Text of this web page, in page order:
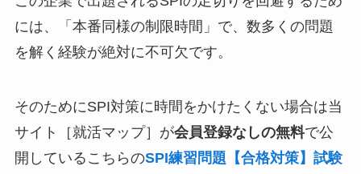
には、「本番同様の制限時間」で、数多くの問題
を解く経験が絶対に不可欠です。
そのためにSPI対策に時間をかけたくない場合は当
サイト［就活マップ］が会員登録なしの無料で公
開しているこちらのSPI練習問題【合格対策】試験